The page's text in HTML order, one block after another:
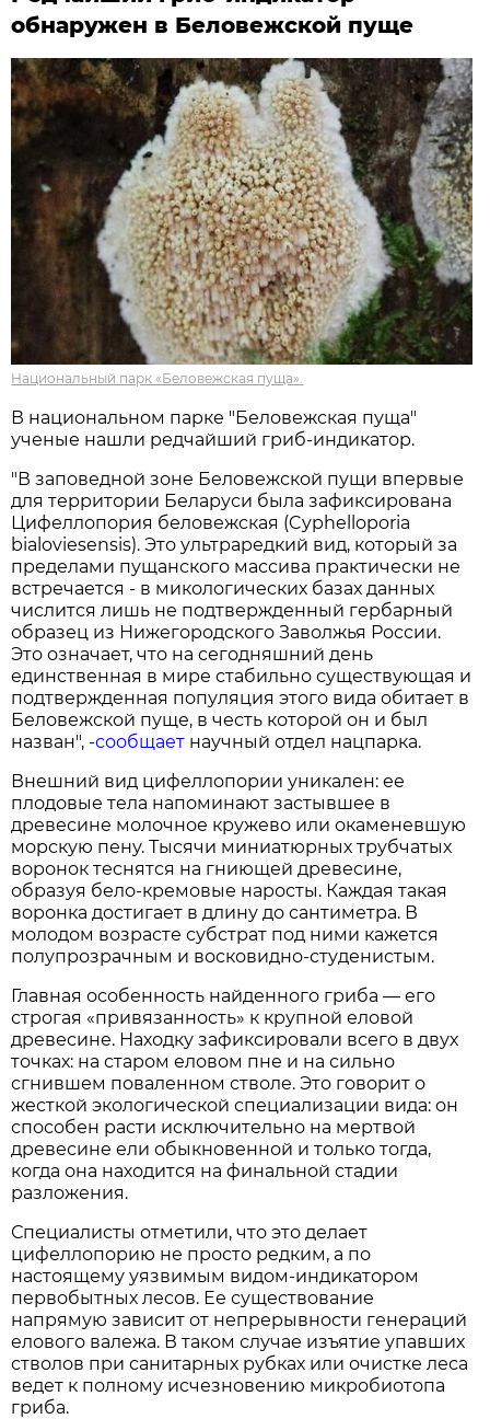
обнаружен в Беловежской пуще
Национальный парк «Беловежская пуща».
В национальном парке "Беловежская пуща"
ученые нашли редчайший гриб-индикатор.
"В заповедной зоне Беловежской пущи впервые
для территории Беларуси была зафиксирована
Цифеллопория беловежская (Cyphelloporia
bialoviesensis). Это ультраредкий вид, который за
пределами пущанского массива практически не
встречается - в микологических базах данных
числится лишь не подтвержденный гербарный
образец из Нижегородского Заволжья России.
Это означает, что на сегодняшний день
единственная в мире стабильно существующая и
подтвержденная популяция этого вида обитает в
Беловежской пуще, в честь которой он и был
назван", -сообщает научный отдел нацпарка.
Внешний вид цифеллопории уникален: ее
плодовые тела напоминают застывшее в
древесине молочное кружево или окаменевшую
морскую пену. Тысячи миниатюрных трубчатых
воронок теснятся на гниющей древесине,
образуя бело-кремовые наросты. Каждая такая
воронка достигает в длину до сантиметра. В
молодом возрасте субстрат под ними кажется
полупрозрачным и восковидно-студенистым.
Главная особенность найденного гриба — его
строгая «привязанность» к крупной еловой
древесине. Находку зафиксировали всего в двух
точках: на старом еловом пне и на сильно
сгнившем поваленном стволе. Это говорит о
жесткой экологической специализации вида: он
способен расти исключительно на мертвой
древесине ели обыкновенной и только тогда,
когда она находится на финальной стадии
разложения.
Специалисты отметили, что это делает
цифеллопорию не просто редким, а по
настоящему уязвимым видом-индикатором
первобытных лесов. Ее существование
напрямую зависит от непрерывности генераций
елового валежа. В таком случае изъятие упавших
стволов при санитарных рубках или очистке леса
ведет к полному исчезновению микробиотопа
гриба.